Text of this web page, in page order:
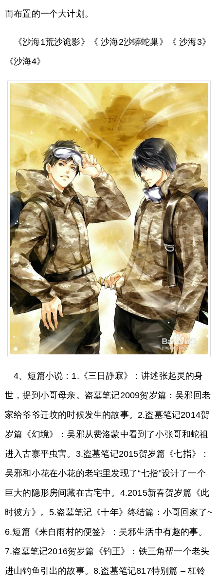
而布置的一个大计划。
《沙海1荒沙诡影》《 沙海2沙蟒蛇巢》《 沙海3》
《沙海4》
4、短篇小说：1.《三日静寂》：讲述张起灵的身
世，提到小哥母亲。盗墓笔记2009贺岁篇：吴邪回老
家给爷爷迁坟的时候发生的故事。2.盗墓笔记2014贺
岁篇《幻境》：吴邪从费洛蒙中看到了小张哥和蛇祖
进入古寨平虫害。3.盗墓笔记2015贺岁篇《七指》：
吴邪和小花在小花的老宅里发现了“七指”设计了一个
巨大的隐形房间藏在古宅中。4.2015新春贺岁篇《此
时彼方》。5.盗墓笔记《十年》终结篇：小哥回家了~
6.短篇《来自雨村的便签》：吴邪生活中有趣的事。
7.盗墓笔记2016贺岁篇《钓王》：铁三角帮一个老头
进山钓鱼引出的故事。8.盗墓笔记817特别篇 – 杠铃